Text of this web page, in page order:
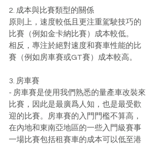
2. 成本與比賽類型的關係
原則上，速度較低且更注重駕駛技巧的
比賽（例如金卡納比賽）成本較低。
相反，專注於絕對速度和賽車性能的比
賽（例如房車賽或GT賽）成本較高。
3. 房車賽
- 房車賽是使用我們熟悉的量產車改裝來
比賽，因此是最廣爲人知，也是最受歡
迎的比賽。房車賽的入門門檻不算高，
在內地和東南亞地區的一些入門級賽事
一場比賽包括租賽車的成本可以低至港